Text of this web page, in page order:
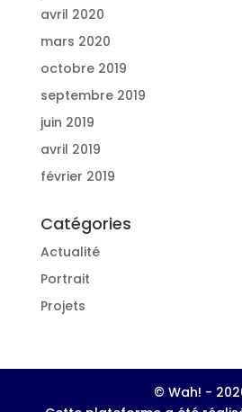
avril 2020
mars 2020
octobre 2019
septembre 2019
juin 2019
avril 2019
février 2019
Catégories
Actualité
Portrait
Projets
© Wah! -